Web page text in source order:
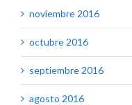
noviembre 2016
octubre 2016
septiembre 2016
agosto 2016